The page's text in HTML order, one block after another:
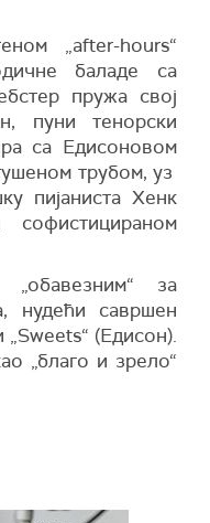
„after-hours“
баладе са
пружа свој
пуни тенорски
са Едисоновом
трубом, уз
пијаниста Хенк
за
нудећи савршен
„Sweets“ (Едисон).
„благо и зрело“